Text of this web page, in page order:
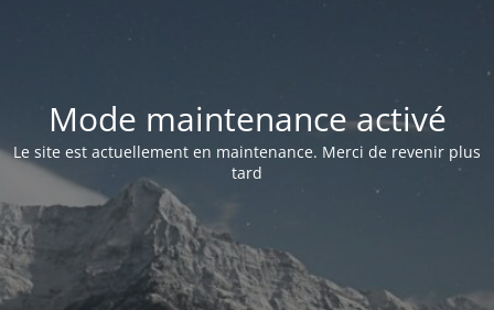
Mode maintenance activé
Le site est actuellement en maintenance. Merci de revenir plus
tard